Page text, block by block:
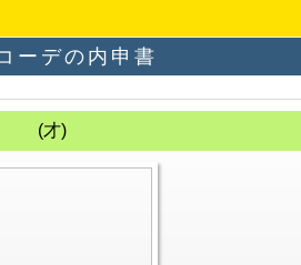
ーデの内申書
(才)